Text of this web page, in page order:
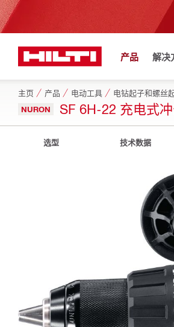
产品 解决
主页 产品 电动工具 电钻起子和螺丝
NURON SF 6H-22 充电式
选型 技术数据